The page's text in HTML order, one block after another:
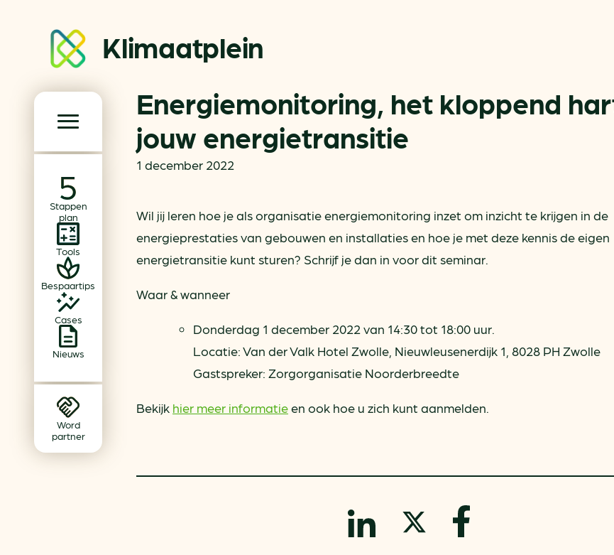
Klimaatplein
Stappen
plan
Tools
Bespaartips
Cases
Nieuws
Word
partner
Hoofd­navigatie
Partners
Word partner
Contact
Praktijkverhalen
Events
Nieuwsbrief
Dossiers
Achtergrond klimaatverandering
Beprijzing van CO2
Ondernemen zonder aardgas
Klimaattransitie op wijkniveau
In je gebouw
Op vervoer
In de bedrijfsvoering
MKB energie
Terugverdien­tijden
Subsidiewijzer voor
Verlichtingscan
Wegwijzers energie
voor het MKB
Energiemonitoring, het kloppend
jouw energietransitie
1 december 2022
Wil jij leren hoe je als organisatie energiemonitoring inzet om inzicht te krijgen in de
energieprestaties van gebouwen en installaties en hoe je met deze kennis de eigen
energietransitie kunt sturen? Schrijf je dan in voor dit seminar.
Waar & wanneer
Donderdag 1 december 2022 van 14:30 tot 18:00 uur.
Locatie: Van der Valk Hotel Zwolle, Nieuwleusenerdijk 1, 8028 PH Zwolle
Gastspreker: Zorgorganisatie Noorderbreedte
Bekijk hier meer informatieen ook hoe u zich kunt aanmelden.